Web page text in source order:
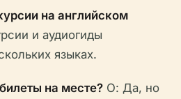
на английском
и аудиогиды
языках.
на месте? О: Да, но